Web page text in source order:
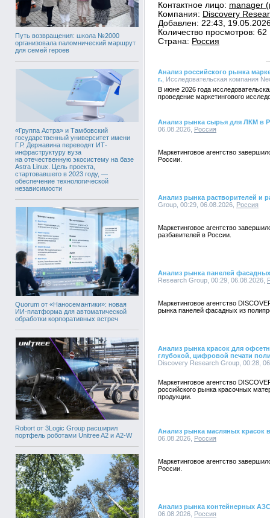
Путь возвращения: школа №2000
организовала паломнический маршрут
для семей героев
«Группа Астра» и Тамбовский
государственный университет имени
Г.Р. Державина переводят ИТ-
инфраструктуру вуза
на отечественную экосистему на базе
Astra Linux. Цель проекта,
стартовавшего в 2023 году, —
обеспечение технологической
независимости
Quorum от «Наносемантики»: новая
ИИ-платформа для автоматической
обработки корпоративных встреч
Robort от 3Logic Group расширил
портфель роботами Unitree A2 и A2-W
Контактное лицо: manager
Компания: Discovery
Добавлен: 22:43,
Количество просмотров: 62
Страна: Россия
Анализ российского рынка
г. , Исследовательская компания
В июне 2026 года
проведение маркетингового
Анализ рынка сырья для ЛКМ в
06.08.2026, Россия
Маркетинговое агентство
России.
Анализ рынка растворителей и
Group, 00:29, 06.08.2026, Россия
Маркетинговое агентство
разбавителей в России.
Анализ рынка панелей
Research Group, 00:29, 06.08.2026,
Маркетинговое агентство
рынка панелей фасадных из
Анализ рынка красок для
глубокой, цифровой печати
Discovery Research Group, 00:28,
Маркетинговое агентство
российского рынка красочных
продукции.
Анализ рынка масляных красок
06.08.2026, Россия
Маркетинговое агентство
России.
Анализ рынка контейнерных
06.08.2026, Россия